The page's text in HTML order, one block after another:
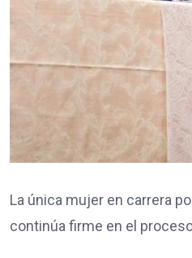
La única mujer en carrera
continúa firme en el